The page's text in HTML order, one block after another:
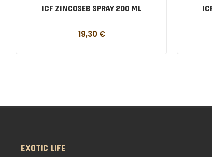
ICF ZINCOSEB SPRAY 200 ML
19,30 €
EXOTIC LIFE